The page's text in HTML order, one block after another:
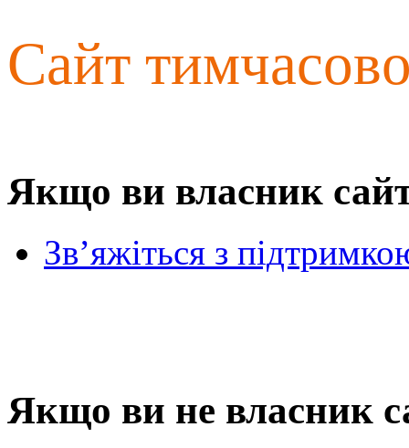
Сайт
Якщо ви власник
Зв’яжіться з
Якщо ви не власник